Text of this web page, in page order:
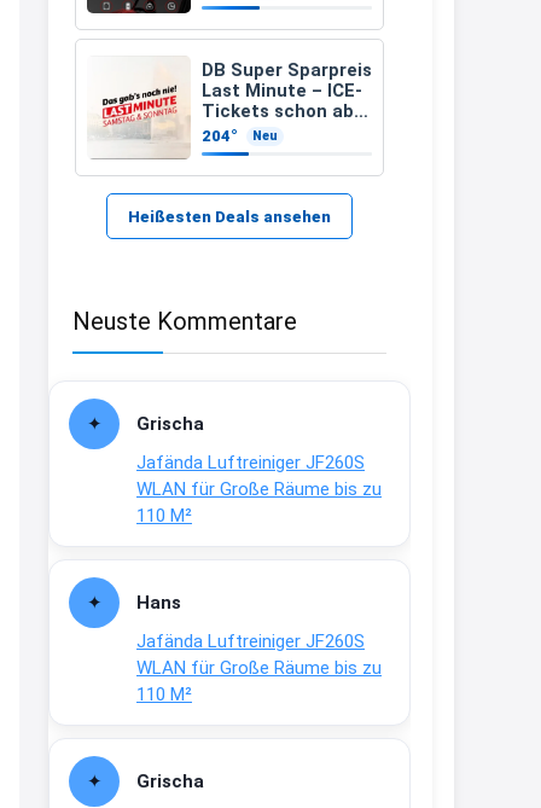
zugelassenen)
DB Super Sparpreis
Last Minute – ICE-
Tickets schon ab
6,99 Euro statt ab
17,99 Euro
204° Neu
Heißesten Deals ansehen
Neuste Kommentare
Grischa
Jafända Luftreiniger JF260S
WLAN für Große Räume bis zu
110 M²
Hans
Jafända Luftreiniger JF260S
WLAN für Große Räume bis zu
110 M²
Grischa
21:37
Kerstin
Bei EDEKA
↩
29.07www.haribo.com/de-
↩
Joachim
Ab diesem Jahr gibt es keine
Fielmann-Blinkis mehr / wurde
www.fielmann-
group.com/blinkis...
13:44